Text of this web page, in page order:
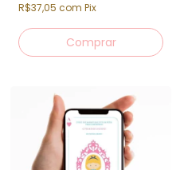
R$37,05 com Pix